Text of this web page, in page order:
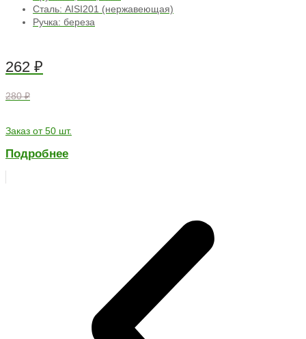
Сталь: AISI201 (нержавеющая)
Ручка: береза
262 ₽
280 ₽
Заказ от 50 шт.
Подробнее